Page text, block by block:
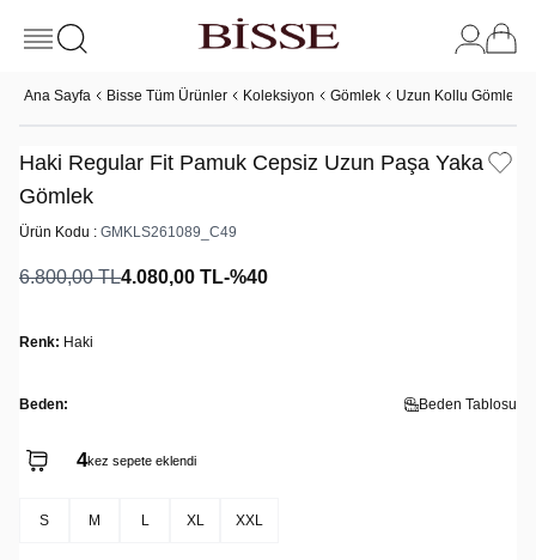
Ana Sayfa Bisse Tüm Ürünler Koleksiyon Gömlek Uzun Kollu Gömlek
Haki Regular Fit Pamuk Cepsiz Uzun Paşa Yaka
Gömlek
Ürün Kodu : GMKLS261089_C49
6.800,00TL4.080,00 TL-%40
Renk: Haki
Beden: Beden Tablosu
4kez sepete eklendi
S M L XL XXL